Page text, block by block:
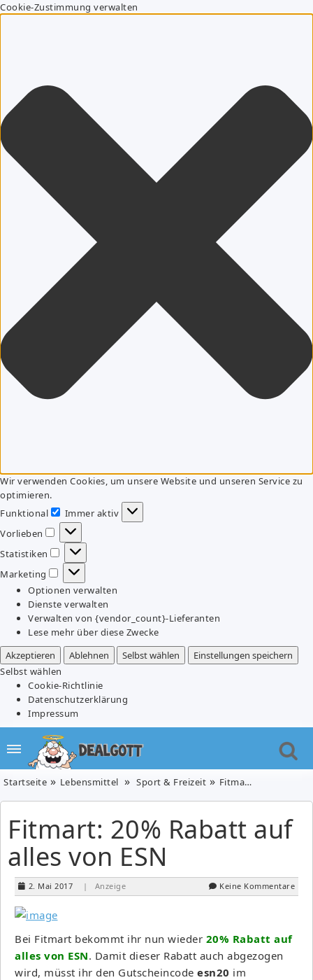
Cookie-Zustimmung verwalten
Wir verwenden Cookies, um unsere Website und unseren Service zu
optimieren.
Funktional
Funktional
Immer aktiv
Vorlieben
Vorlieben
Statistiken
Statistiken
Marketing
Marketing
Optionen verwalten
Dienste verwalten
Verwalten von {vendor_count}-Lieferanten
Lese mehr über diese Zwecke
Akzeptieren
Ablehnen Selbst wählen
Einstellungen speichern
Selbst wählen
Cookie-Richtlinie
Datenschutzerklärung
Impressum
Startseite Lebensmittel Sport & Freizeit Fitmart: 20% Rabatt auf alles von ESN
Fitmart: 20% Rabatt auf
alles von ESN
2. Mai 2017 | Anzeige Keine Kommentare
Bei Fitmart bekommt ihr nun wieder 20% Rabatt auf
alles von ESN. Damit dieser Rabatt auch abgezogen
wird, müsst ihr den Gutscheincode esn20 im